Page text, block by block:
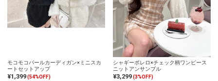
モコモコパールカーディガン×ミニスカ
ートセットアップ
¥1,399(54%OFF)
シャギーボレロ×チェック柄ワンピース
ニットアンサンブル
¥3,299(3%OFF)